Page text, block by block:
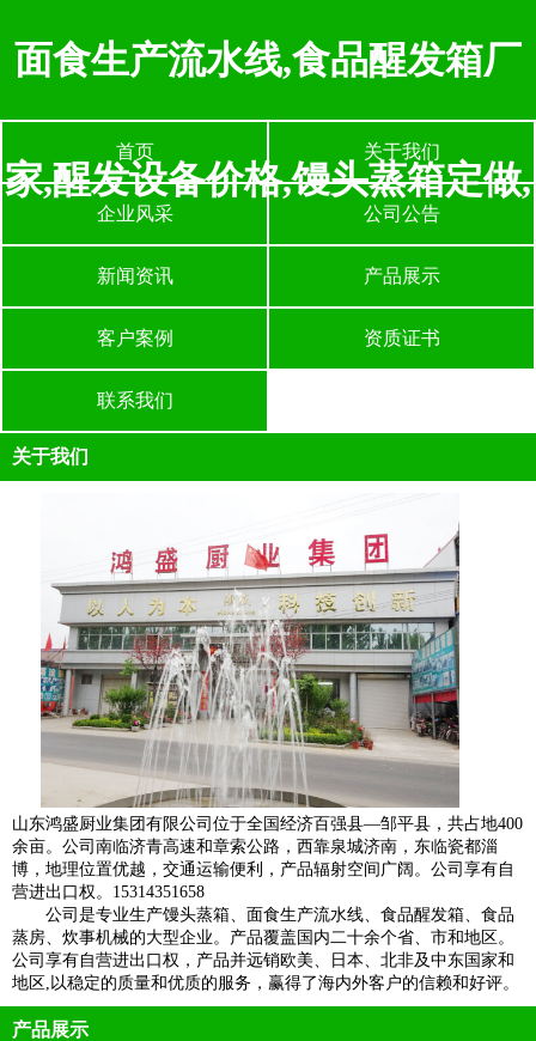
面食生产流水线,食品醒发箱厂
家,醒发设备价格,馒头蒸箱定做,
首页 关于我们
企业风采 公司公告
新闻资讯 产品展示
客户案例 资质证书
联系我们
关于我们
山东鸿盛厨业集团有限公司位于全国经济百强县—邹平县，共占地400
余亩。公司南临济青高速和章索公路，西靠泉城济南，东临瓷都淄
博，地理位置优越，交通运输便利，产品辐射空间广阔。公司享有自
营进出口权。15314351658
公司是专业生产馒头蒸箱、面食生产流水线、食品醒发箱、食品
蒸房、炊事机械的大型企业。产品覆盖国内二十余个省、市和地区。
公司享有自营进出口权，产品并远销欧美、日本、北非及中东国家和
地区,以稳定的质量和优质的服务，赢得了海内外客户的信赖和好评。
产品展示